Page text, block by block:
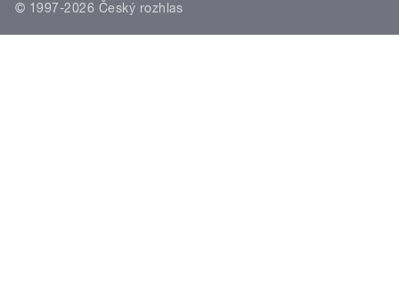
© 1997-2026 Český rozhlas